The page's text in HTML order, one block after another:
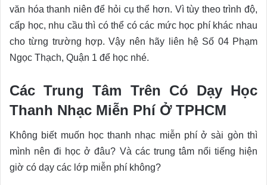
văn hóa thanh niên để hỏi cụ thể hơn. Vì tùy theo trình độ,
cấp học, nhu cầu thì có thể có các mức học phí khác nhau
cho từng trường hợp. Vậy nên hãy liên hệ Số 04 Phạm
Ngọc Thạch, Quận 1 để học nhé.
Các Trung Tâm Trên Có Dạy Học
Thanh Nhạc Miễn Phí Ở TPHCM
Không biết muốn học thanh nhạc miễn phí ở sài gòn thì
mình nên đi học ở đâu? Và các trung tâm nổi tiếng hiện
giờ có dạy các lớp miễn phí không?